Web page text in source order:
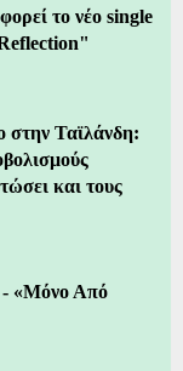
το νέο single
στην Ταϊλάνδη:
και τους
- «Μόνο Από